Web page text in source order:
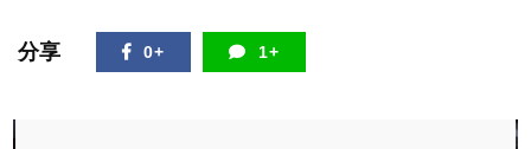
分享 0+ 1+